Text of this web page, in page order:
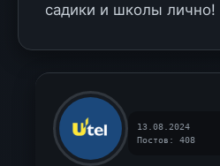
садики и школы лично!
13.08.2024
Постов: 408